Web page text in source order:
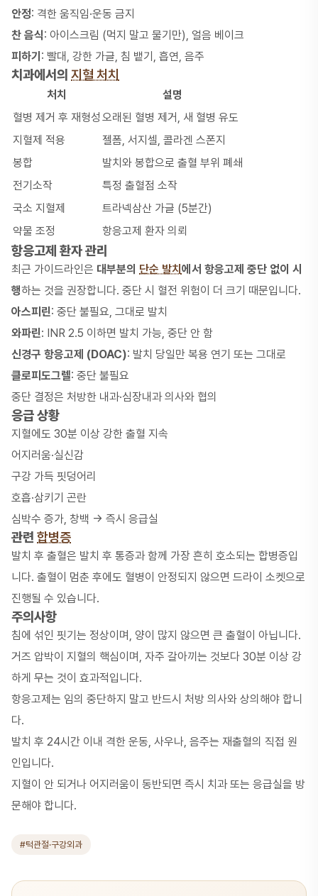
안정: 격한 움직임·운동 금지
찬 음식: 아이스크림 (먹지 말고 물기만), 얼음 베이크
피하기 : 빨대, 강한 가글, 침 뱉기, 흡연, 음주
치과에서의 지혈 처치
처치
설명
혈병 제거 후 재형성 오래된 혈병 제거, 새 혈병 유도
지혈제 적용
젤폼, 서지셀, 콜라겐 스폰지
봉합
발치와 봉합으로 출혈 부위 폐쇄
전기소작
특정 출혈점 소작
국소 지혈제
트라넥삼산 가글 (5분간)
약물 조정
항응고제 환자 의뢰
항응고제 환자 관리
최근 가이드라인은 대부분의 단순 발치 에서 항응고제 중단 없이 시
행하는 것을 권장합니다. 중단 시 혈전 위험이 더 크기 때문입니다.
아스피린: 중단 불필요, 그대로 발치
와파린: INR 2.5 이하면 발치 가능, 중단 안 함
신경구 항응고제 (DOAC): 발치 당일만 복용 연기 또는 그대로
클로피도그렐: 중단 불필요
중단 결정은 처방한 내과·심장내과 의사와 협의
응급 상황
지혈에도 30분 이상 강한 출혈 지속
어지러움·실신감
구강 가득 핏덩어리
호흡·삼키기 곤란
심박수 증가, 창백 → 즉시 응급실
관련 합병증
발치 후 출혈은 발치 후 통증과 함께 가장 흔히 호소되는 합병증입
니다. 출혈이 멈춘 후에도 혈병이 안정되지 않으면 드라이 소켓으로
진행될 수 있습니다.
주의사항
침에 섞인 핏기는 정상이며, 양이 많지 않으면 큰 출혈이 아닙니다.
거즈 압박이 지혈의 핵심이며, 자주 갈아끼는 것보다 30분 이상 강
하게 무는 것이 효과적입니다.
항응고제는 임의 중단하지 말고 반드시 처방 의사와 상의해야 합니
다.
발치 후 24시간 이내 격한 운동, 사우나, 음주는 재출혈의 직접 원
인입니다.
지혈이 안 되거나 어지러움이 동반되면 즉시 치과 또는 응급실을 방
문해야 합니다.
#턱관절·구강외과